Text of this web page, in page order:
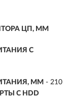
ЦП, ММ
С
ММ - 210
С HDD